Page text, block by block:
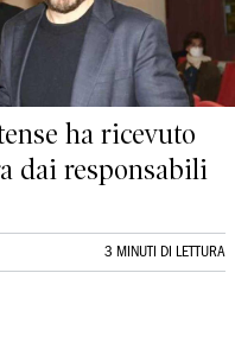
ha ricevuto
dai responsabili
3 MINUTI DI LETTURA